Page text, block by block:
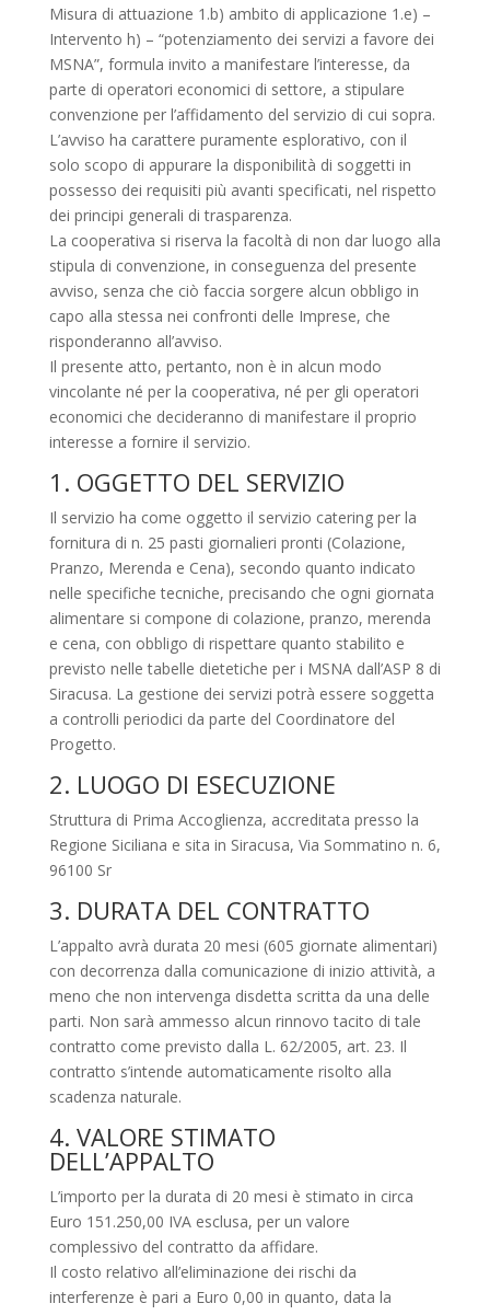
Misura di attuazione 1.b) ambito di applicazione 1.e) –
Intervento h) – “potenziamento dei servizi a favore dei
MSNA”, formula invito a manifestare l’interesse, da
parte di operatori economici di settore, a stipulare
convenzione per l’affidamento del servizio di cui sopra.
L’avviso ha carattere puramente esplorativo, con il
solo scopo di appurare la disponibilità di soggetti in
possesso dei requisiti più avanti specificati, nel rispetto
dei principi generali di trasparenza.
La cooperativa si riserva la facoltà di non dar luogo alla
stipula di convenzione, in conseguenza del presente
avviso, senza che ciò faccia sorgere alcun obbligo in
capo alla stessa nei confronti delle Imprese, che
risponderanno all’avviso.
Il presente atto, pertanto, non è in alcun modo
vincolante né per la cooperativa, né per gli operatori
economici che decideranno di manifestare il proprio
interesse a fornire il servizio.
1. OGGETTO DEL SERVIZIO
Il servizio ha come oggetto il servizio catering per la
fornitura di n. 25 pasti giornalieri pronti (Colazione,
Pranzo, Merenda e Cena), secondo quanto indicato
nelle specifiche tecniche, precisando che ogni giornata
alimentare si compone di colazione, pranzo, merenda
e cena, con obbligo di rispettare quanto stabilito e
previsto nelle tabelle dietetiche per i MSNA dall’ASP 8 di
Siracusa. La gestione dei servizi potrà essere soggetta
a controlli periodici da parte del Coordinatore del
Progetto.
2. LUOGO DI ESECUZIONE
Struttura di Prima Accoglienza, accreditata presso la
Regione Siciliana e sita in Siracusa, Via Sommatino n. 6,
96100 Sr
3. DURATA DEL CONTRATTO
L’appalto avrà durata 20 mesi (605 giornate alimentari)
con decorrenza dalla comunicazione di inizio attività, a
meno che non intervenga disdetta scritta da una delle
parti. Non sarà ammesso alcun rinnovo tacito di tale
contratto come previsto dalla L. 62/2005, art. 23. Il
contratto s’intende automaticamente risolto alla
scadenza naturale.
4. VALORE STIMATO
DELL’APPALTO
L’importo per la durata di 20 mesi è stimato in circa
Euro 151.250,00 IVA esclusa, per un valore
complessivo del contratto da affidare.
Il costo relativo all’eliminazione dei rischi da
interferenze è pari a Euro 0,00 in quanto, data la